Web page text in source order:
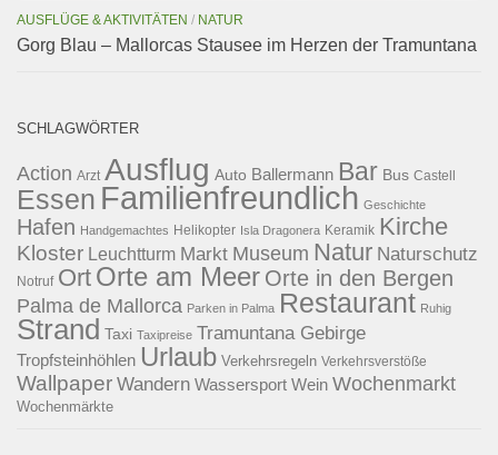
AUSFLÜGE & AKTIVITÄTEN / NATUR
Gorg Blau – Mallorcas Stausee im Herzen der Tramuntana
SCHLAGWÖRTER
Action Arzt Ausflug Auto Ballermann Bar Bus Castell
Essen Familienfreundlich Geschichte
Hafen Handgemachtes Helikopter Isla Dragonera Keramik Kirche
Kloster Leuchtturm Markt Museum Natur Naturschutz
Notruf Ort Orte am Meer Orte in den Bergen
Palma de Mallorca Parken in Palma Restaurant Ruhig
Strand Taxi Taxipreise Tramuntana Gebirge
Tropfsteinhöhlen Urlaub Verkehrsregeln Verkehrsverstöße
Wallpaper Wandern Wassersport Wein Wochenmarkt
Wochenmärkte